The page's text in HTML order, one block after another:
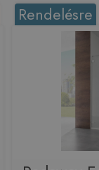
Rendelésre